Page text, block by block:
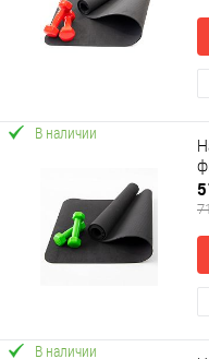
В наличии
В наличии